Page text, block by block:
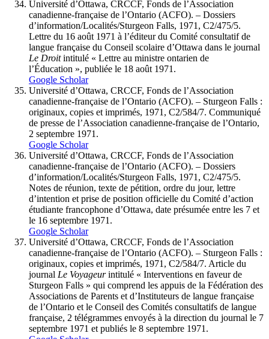
Université d’Ottawa, CRCCF, Fonds de l’Association
canadienne-française de l’Ontario (ACFO). – Dossiers
d’information/Localités/Sturgeon Falls, 1971, C2/475/5.
Lettre du 16 août 1971 à l’éditeur du Comité consultatif de
langue française du Conseil scolaire d’Ottawa dans le journal
Le Droitintitulé « Lettre au ministre ontarien de
l’Éducation », publiée le 18 août 1971.
Google Scholar
Université d’Ottawa, CRCCF, Fonds de l’Association
canadienne-française de l’Ontario (ACFO). – Sturgeon Falls :
originaux, copies et imprimés, 1971, C2/584/7. Communiqué
de presse de l’Association canadienne-française de l’Ontario,
2 septembre 1971.
Google Scholar
Université d’Ottawa, CRCCF, Fonds de l’Association
canadienne-française de l’Ontario (ACFO). – Dossiers
d’information/Localités/Sturgeon Falls, 1971, C2/475/5.
Notes de réunion, texte de pétition, ordre du jour, lettre
d’intention et prise de position officielle du Comité d’action
étudiante francophone d’Ottawa, date présumée entre les 7 et
le 16 septembre 1971.
Google Scholar
Université d’Ottawa, CRCCF, Fonds de l’Association
canadienne-française de l’Ontario (ACFO). – Sturgeon Falls :
originaux, copies et imprimés, 1971, C2/584/7. Article du
journal Le Voyageurintitulé « Interventions en faveur de
Sturgeon Falls » qui comprend les appuis de la Fédération des
Associations de Parents et d’Instituteurs de langue française
de l’Ontario et le Conseil des Comités consultatifs de langue
française, 2 télégrammes envoyés à la direction du journal le 7
septembre 1971 et publiés le 8 septembre 1971.